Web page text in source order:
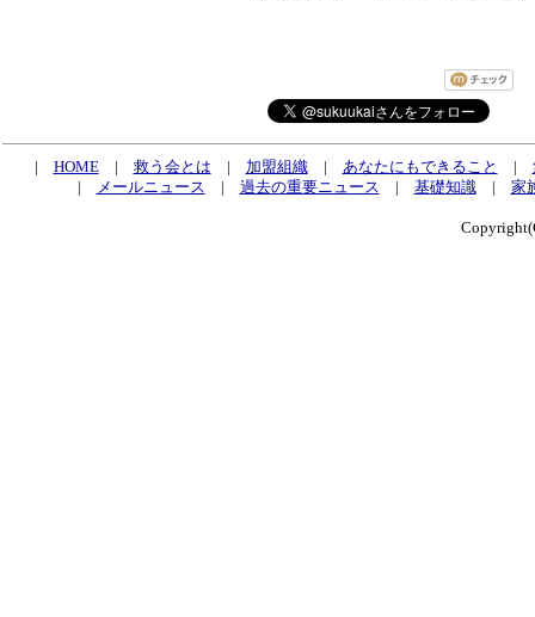
| HOME| 救う会とは | 加盟組織| あなたにもできること |
|
メールニュース | 過去の重要ニュース | 基礎知識| 家